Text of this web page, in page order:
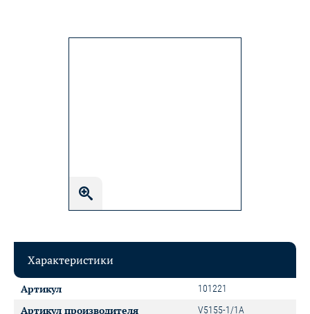
Характеристики
Артикул 101221
Артикул производителя V5155-1/1A